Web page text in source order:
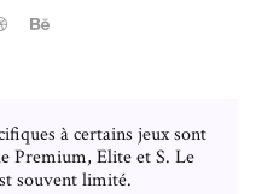
à certains jeux sont
Premium, Elite et S. Le
souvent limité.